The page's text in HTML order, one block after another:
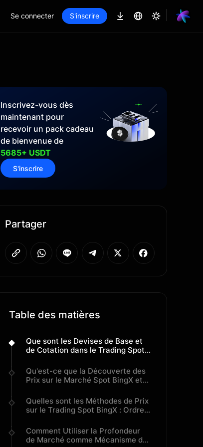
Se connecter S'inscrire
Inscrivez-vous dès
maintenant pour
recevoir un pack cadeau
de bienvenue de
5685+ USDT
S'inscrire
Partager
Table des matières
Que sont les Devises de Base et
de Cotation dans le Trading Spot
Qu'est-ce que la Découverte des
Prix sur le Marché Spot BingX et
Quelles sont les Méthodes de Prix
sur le Trading Spot BingX : Ordres
Prix Limite
Comment Utiliser la Profondeur
de Marché comme Mécanisme de